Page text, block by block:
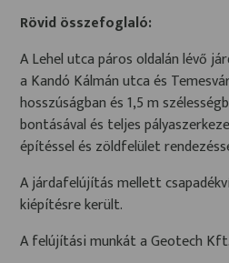
Rövid összefoglaló:
A Lehel utca páros oldalán lévő
a Kandó Kálmán utca és
hosszúságban és 1,5 m
bontásával és teljes
építéssel és zöldfelület
A járdafelújítás mellett
kiépítésre került.
A felújítási munkát a Geotech